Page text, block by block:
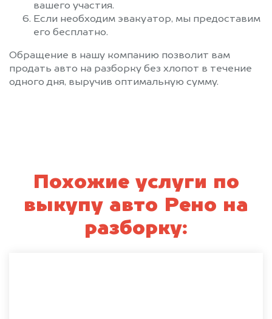
вашего участия.
Если необходим эвакуатор, мы предоставим
его бесплатно.
Обращение в нашу компанию позволит вам
продать авто на разборку без хлопот в течение
одного дня, выручив оптимальную сумму.
Похожие услуги по
выкупу авто Рено на
разборку: